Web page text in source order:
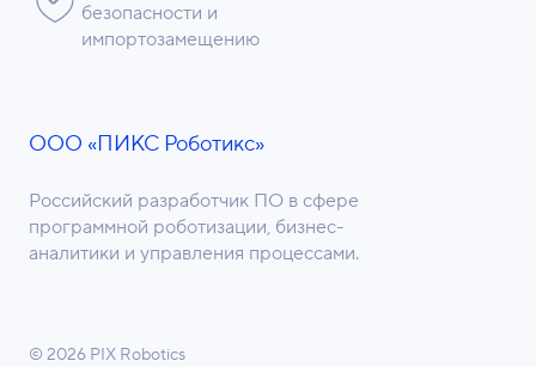
ООО «ПИКС Роботикс»
Российский разработчик ПО в сфере
программной роботизации, бизнес-
аналитики и управления процессами.
безопасности и
импортозамещению
© 2026 PIX Robotics